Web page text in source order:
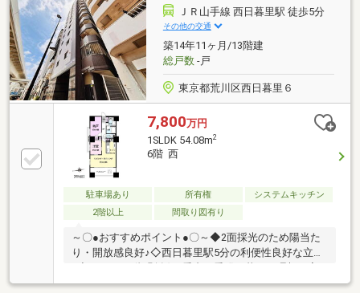
え続けます。◆ローン相談大歓迎！頭金0円からの購
入も可能◆将来のライフイベントを見据え、無理のな
い資金計画をプロがアドバイス。お問合せは【資料請
求】又は【フリーダイヤル】へお気軽にお問い合わせ
ください。
ＪＲ山手線 西日暮里駅 徒歩5分
その他の交通
築14年11ヶ月/13階建
総戸数-戸
東京都荒川区西日暮里６
7,800万円
1SLDK 54.08m2
6階 西
駐車場あり 所有権
システムキッチン
2階以上
間取り図有り
～〇●おすすめポイント●〇～◆2面採光のため陽当た
り・開放感良好♪◇西日暮里駅5分の利便性良好な立地
物件詳細はアドキャスト上野支店【0120-917-091】ま